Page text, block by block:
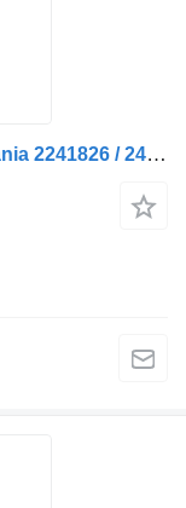
Фара Far Stânga для грузовика Scania 2241826 / 2416124